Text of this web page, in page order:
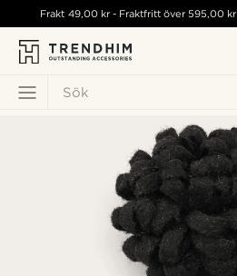
Sök
Frakt 49,00 kr- Fraktfritt över595,00 kr